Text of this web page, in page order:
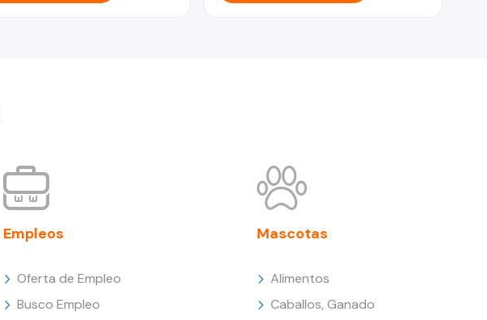
Empleos
Oferta de Empleo
Busco Empleo
Mascotas
Alimentos
Caballos, Ganado